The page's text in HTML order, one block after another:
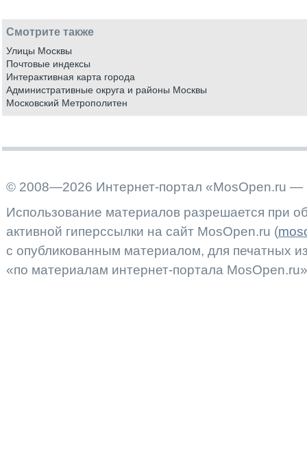
Смотрите также
Улицы Москвы
Почтовые индексы
Интерактивная карта города
Административные округа и районы Москвы
Московский Метрополитен
© 2008—2026 Интернет-портал «MosOpen.ru —
Использование материалов разрешается при
активной гиперссылки на сайт MosOpen.ru (
с опубликованным материалом, для печатных
«по материалам интернет-портала